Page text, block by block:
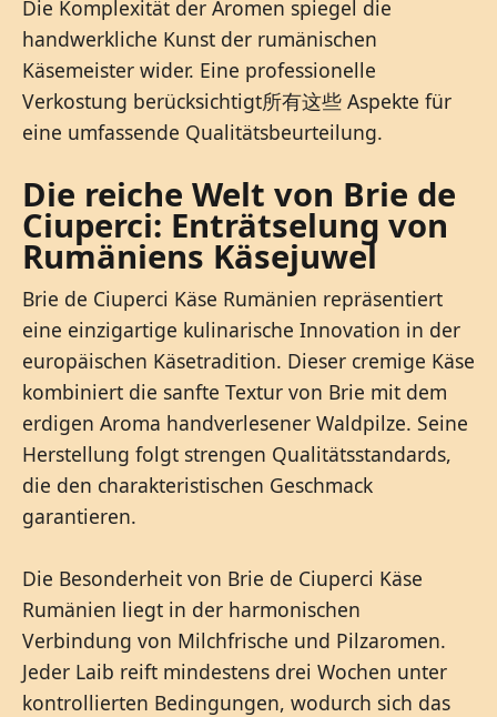
Die Komplexität der Aromen spiegel die
handwerkliche Kunst der rumänischen
Käsemeister wider. Eine professionelle
Verkostung berücksichtigt所有这些 Aspekte für
eine umfassende Qualitätsbeurteilung.
Die reiche Welt von Brie de
Ciuperci: Enträtselung von
Rumäniens Käsejuwel
Brie de Ciuperci Käse Rumänien repräsentiert
eine einzigartige kulinarische Innovation in der
europäischen Käsetradition. Dieser cremige Käse
kombiniert die sanfte Textur von Brie mit dem
erdigen Aroma handverlesener Waldpilze. Seine
Herstellung folgt strengen Qualitätsstandards,
die den charakteristischen Geschmack
garantieren.
Die Besonderheit von Brie de Ciuperci Käse
Rumänien liegt in der harmonischen
Verbindung von Milchfrische und Pilzaromen.
Jeder Laib reift mindestens drei Wochen unter
kontrollierten Bedingungen, wodurch sich das